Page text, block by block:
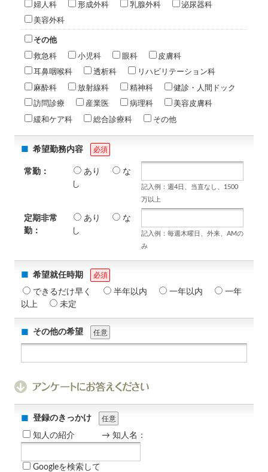
婦人科 形成外科 乳腺外科 泌尿器科
美容外科
その他
救急科 小児科 眼科 皮膚科
耳鼻咽喉科 透析科 リハビリテーション科
麻酔科 放射線科 精神科 健診・人間ドック
訪問診療 産業医 病理科 美容皮膚科
緩和ケア科 総合診療科 その他
希望勤務内容 必須
常勤： あり
な
し
記入例：週4日、当直なし、1500
万以上
定期非常
勤：
あり
な
し
記入例：毎週木曜日、外来、AMの
み
希望就任時期 必須
できるだけ早く 半年以内 一年以内
一年
以上
未定
その他の希望 任意
登録のきっかけ 任意
知人の紹介 → 知人名：
Googleを検索して